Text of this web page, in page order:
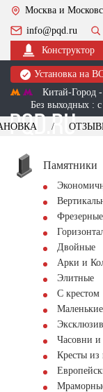
Москва и
info@pqd.ru
Конструктор
Установка на
Китай-Город
Без выходных :
+7 (495)
Обратный звонок
Памятники
Фрезерные
Двойные
Арки и
Элитные
С крестом
Маленькие
Часовни
Кресты из